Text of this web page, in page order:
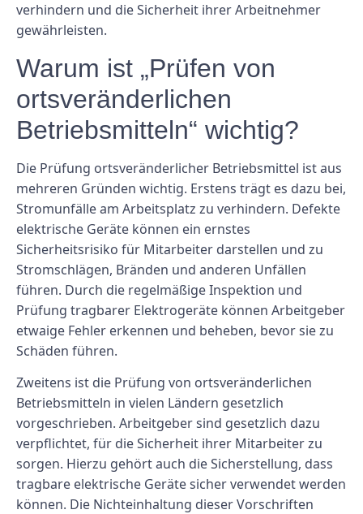
verhindern und die Sicherheit ihrer Arbeitnehmer
gewährleisten.
Warum ist „Prüfen von
ortsveränderlichen
Betriebsmitteln“ wichtig?
Die Prüfung ortsveränderlicher Betriebsmittel ist aus
mehreren Gründen wichtig. Erstens trägt es dazu bei,
Stromunfälle am Arbeitsplatz zu verhindern. Defekte
elektrische Geräte können ein ernstes
Sicherheitsrisiko für Mitarbeiter darstellen und zu
Stromschlägen, Bränden und anderen Unfällen
führen. Durch die regelmäßige Inspektion und
Prüfung tragbarer Elektrogeräte können Arbeitgeber
etwaige Fehler erkennen und beheben, bevor sie zu
Schäden führen.
Zweitens ist die Prüfung von ortsveränderlichen
Betriebsmitteln in vielen Ländern gesetzlich
vorgeschrieben. Arbeitgeber sind gesetzlich dazu
verpflichtet, für die Sicherheit ihrer Mitarbeiter zu
sorgen. Hierzu gehört auch die Sicherstellung, dass
tragbare elektrische Geräte sicher verwendet werden
können. Die Nichteinhaltung dieser Vorschriften